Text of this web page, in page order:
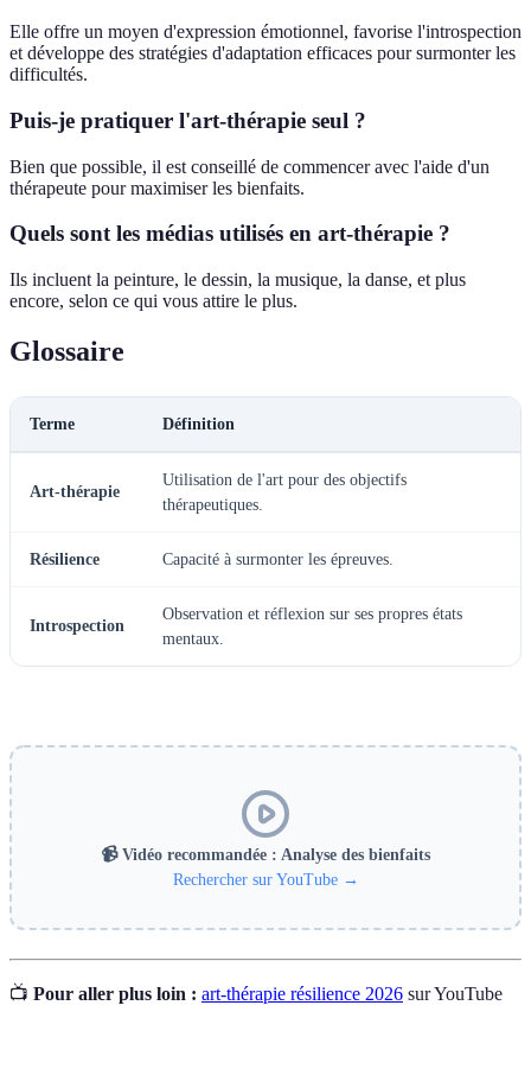
Elle offre un moyen d'expression émotionnel, favorise l'introspection
et développe des stratégies d'adaptation efficaces pour surmonter les
difficultés.
Puis-je pratiquer l'art-thérapie seul ?
Bien que possible, il est conseillé de commencer avec l'aide d'un
thérapeute pour maximiser les bienfaits.
Quels sont les médias utilisés en art-thérapie ?
Ils incluent la peinture, le dessin, la musique, la danse, et plus
encore, selon ce qui vous attire le plus.
Glossaire
Terme Définition
Art-thérapie
Utilisation de l'art pour des objectifs
thérapeutiques.
Résilience Capacité à surmonter les épreuves.
Introspection
Observation et réflexion sur ses propres états
mentaux.
📹 Vidéo recommandée : Analyse des bienfaits
Rechercher sur YouTube →
📺 Pour aller plus loin : art-thérapie résilience 2026 sur YouTube